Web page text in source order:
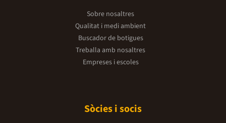
Sobre nosaltres
Qualitat i medi ambient
Buscador de botigues
Treballa amb nosaltres
Empreses i escoles
Sòcies i socis